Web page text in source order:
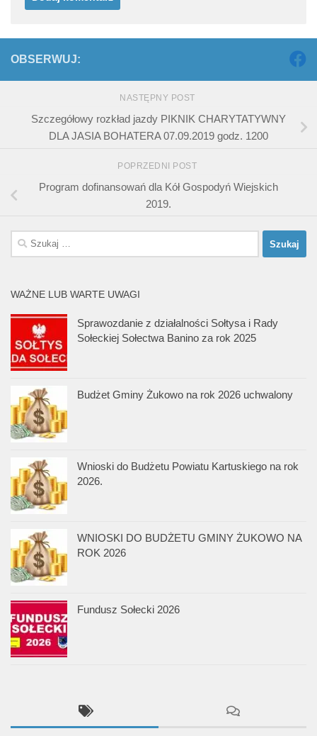
OBSERWUJ:
NASTĘPNY POST
Szczegółowy rozkład jazdy PIKNIK CHARYTATYWNY
DLA JASIA BOHATERA 07.09.2019 godz. 1200
POPRZEDNI POST
Program dofinansowań dla Kół Gospodyń Wiejskich
2019.
Szukaj:
WAŻNE LUB WARTE UWAGI
Sprawozdanie z działalności Sołtysa i Rady
Sołeckiej Sołectwa Banino za rok 2025
Budżet Gminy Żukowo na rok 2026 uchwalony
Wnioski do Budżetu Powiatu Kartuskiego na rok
2026.
WNIOSKI DO BUDŻETU GMINY ŻUKOWO NA
ROK 2026
Fundusz Sołecki 2026